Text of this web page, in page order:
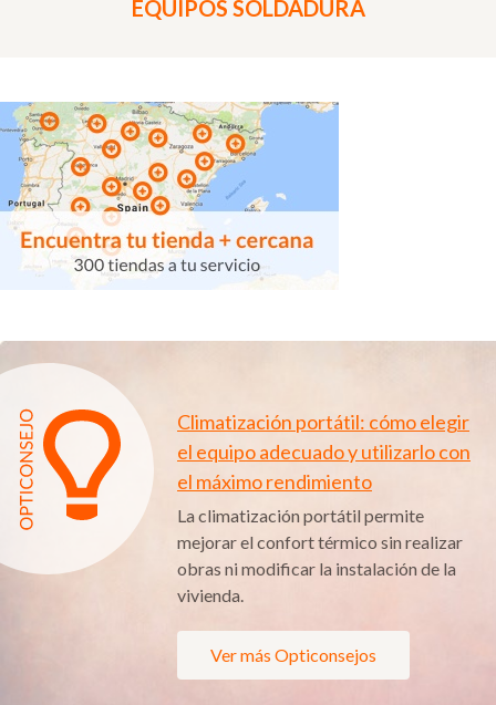
EQUIPOS SOLDADURA
Climatización portátil: cómo elegir
el equipo adecuado y utilizarlo con
el máximo rendimiento
La climatización portátil permite
mejorar el confort térmico sin realizar
obras ni modificar la instalación de la
vivienda.
Ver más Opticonsejos